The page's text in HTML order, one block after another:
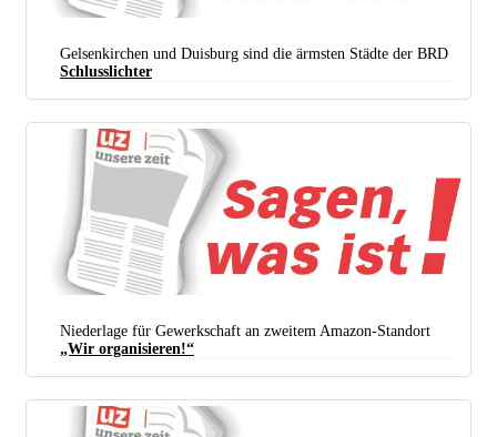
Gelsenkirchen und Duisburg sind die ärmsten Städte der BRD
Schlusslichter
Niederlage für Gewerkschaft an zweitem Amazon-Standort
„Wir organisieren!“